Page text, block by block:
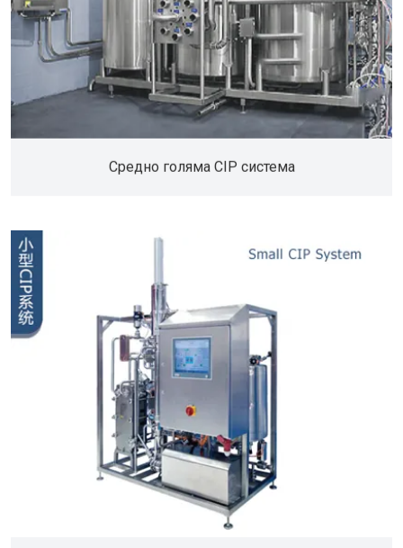
Средно голяма CIP система